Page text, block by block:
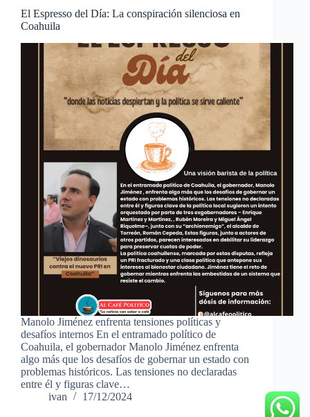
El Espresso del Día: La conspiración silenciosa en
Coahuila
Manolo Jiménez enfrenta tensiones políticas y
desafíos internos En el entramado político de
Coahuila, el gobernador Manolo Jiménez enfrenta
algo más que los desafíos de gobernar un estado con
problemas históricos. Las tensiones no declaradas
entre él y figuras clave…
ivan
17/12/2024